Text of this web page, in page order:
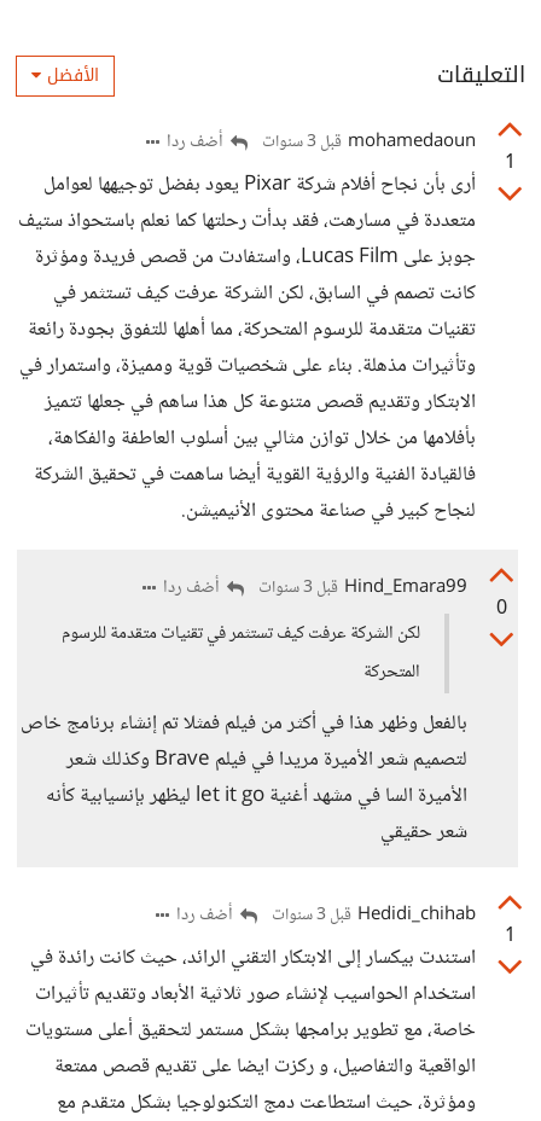
التعليقات الأفضل
1
mohamedaoun قبل 3 سنوات أضف ردا
أرى بأن نجاح أفلام شركة Pixar يعود بفضل توجيهها لعوامل
متعددة في مسارهت، فقد بدأت رحلتها كما نعلم باستحواذ ستيف
جوبز على Lucas Film، واستفادت من قصص فريدة ومؤثرة
كانت تصمم في السابق، لكن الشركة عرفت كيف تستثمر في
تقنيات متقدمة للرسوم المتحركة، مما أهلها للتفوق بجودة رائعة
وتأثيرات مذهلة. بناء على شخصيات قوية ومميزة، واستمرار في
الابتكار وتقديم قصص متنوعة كل هذا ساهم في جعلها تتميز
بأفلامها من خلال توازن مثالي بين أسلوب العاطفة والفكاهة،
فالقيادة الفنية والرؤية القوية أيضا ساهمت في تحقيق الشركة
لنجاح كبير في صناعة محتوى الأنيميشن.
0
Hind_Emara99 قبل 3 سنوات
أضف ردا
لكن الشركة عرفت كيف تستثمر في تقنيات متقدمة للرسوم
المتحركة
بالفعل وظهر هذا في أكثر من فيلم فمثلا تم إنشاء برنامج خاص
لتصميم شعر الأميرة مريدا في فيلم Brave وكذلك شعر
الأميرة السا في مشهد أغنية let it go ليظهر بإنسيابية كأنه
شعر حقيقي
1
Hedidi_chihab قبل 3 سنوات أضف ردا
استندت بيكسار إلى الابتكار التقني الرائد، حيث كانت رائدة في
استخدام الحواسيب لإنشاء صور ثلاثية الأبعاد وتقديم تأثيرات
خاصة، مع تطوير برامجها بشكل مستمر لتحقيق أعلى مستويات
الواقعية والتفاصيل، و ركزت ايضا على تقديم قصص ممتعة
ومؤثرة، حيث استطاعت دمج التكنولوجيا بشكل متقدم مع